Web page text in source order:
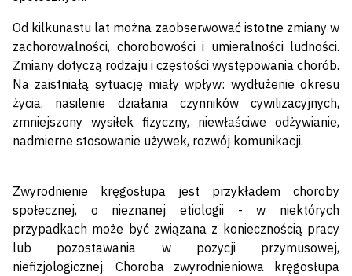
Od kilkunastu lat można zaobserwować istotne zmiany w
zachorowalności, chorobowości i umieralności ludności.
Zmiany dotyczą rodzaju i częstości występowania chorób.
Na zaistniałą sytuację miały wpływ: wydłużenie okresu
życia, nasilenie działania czynników cywilizacyjnych,
zmniejszony wysiłek fizyczny, niewłaściwe odżywianie,
nadmierne stosowanie używek, rozwój komunikacji.
Zwyrodnienie kręgosłupa jest przykładem choroby
społecznej, o nieznanej etiologii - w niektórych
przypadkach może być związana z koniecznością pracy
lub pozostawania w pozycji przymusowej,
niefizjologicznej. Choroba zwyrodnieniowa kręgosłupa